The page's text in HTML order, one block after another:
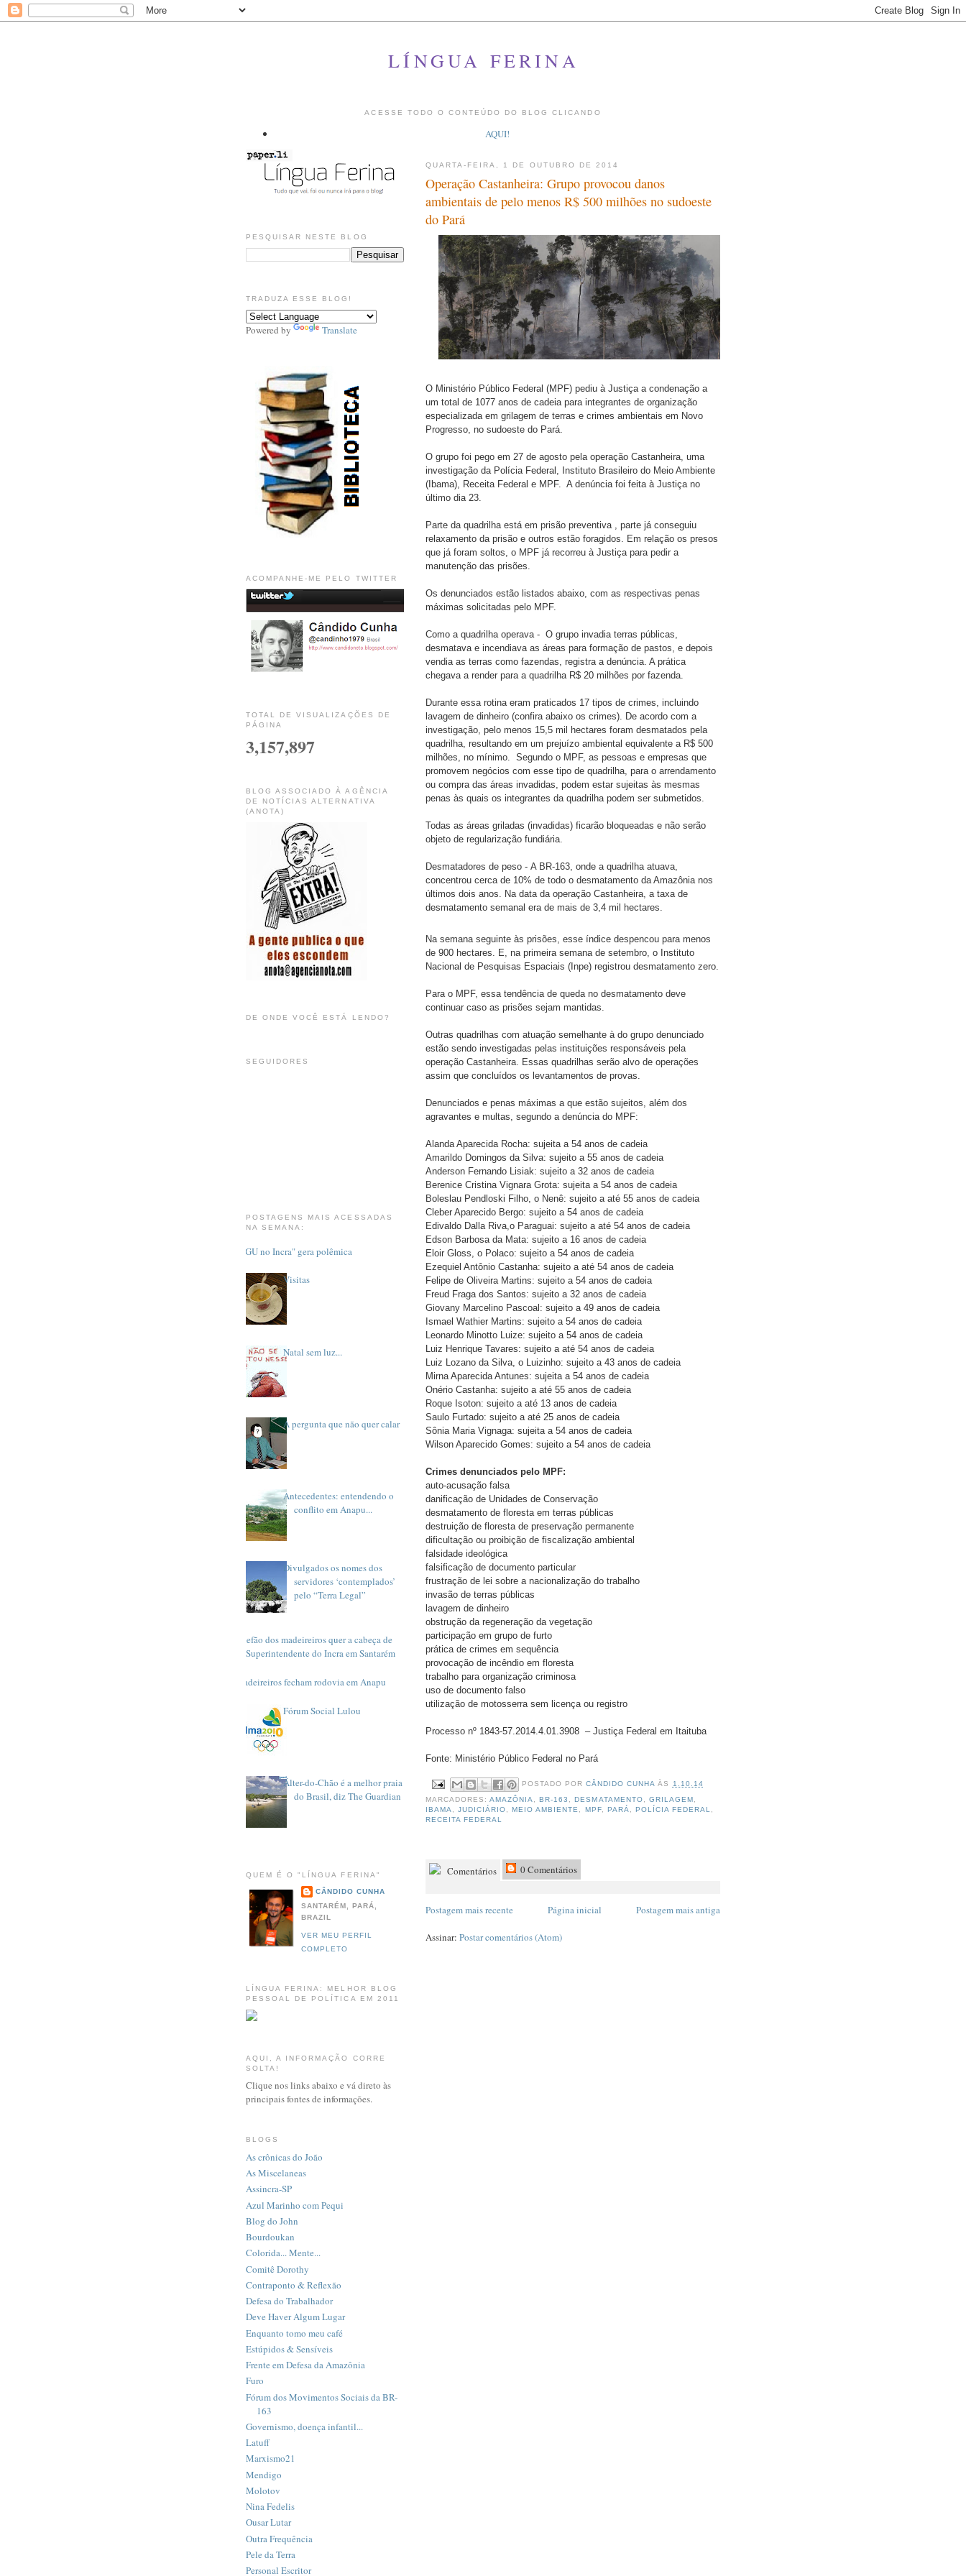
LÍNGUA FERINA
ACESSE TODO O CONTEÚDO DO BLOG CLICANDO
AQUI!
QUARTA-FEIRA, 1 DE OUTUBRO DE 2014
Operação Castanheira: Grupo provocou danos
ambientais de pelo menos R$ 500 milhões no sudoeste
do Pará
O Ministério Público Federal (MPF) pediu à Justiça a condenação a
um total de 1077 anos de cadeia para integrantes de organização
especializada em grilagem de terras e crimes ambientais em Novo
Progresso, no sudoeste do Pará.
O grupo foi pego em 27 de agosto pela operação Castanheira, uma
investigação da Polícia Federal, Instituto Brasileiro do Meio Ambiente
(Ibama), Receita Federal e MPF. A denúncia foi feita à Justiça no
último dia 23.
Parte da quadrilha está em prisão preventiva , parte já conseguiu
relaxamento da prisão e outros estão foragidos. Em relação os presos
que já foram soltos, o MPF já recorreu à Justiça para pedir a
manutenção das prisões.
Os denunciados estão listados abaixo, com as respectivas penas
máximas solicitadas pelo MPF.
Como a quadrilha operava - O grupo invadia terras públicas,
desmatava e incendiava as áreas para formação de pastos, e depois
vendia as terras como fazendas, registra a denúncia. A prática
chegava a render para a quadrilha R$ 20 milhões por fazenda.
Durante essa rotina eram praticados 17 tipos de crimes, incluindo
lavagem de dinheiro (confira abaixo os crimes). De acordo com a
investigação, pelo menos 15,5 mil hectares foram desmatados pela
quadrilha, resultando em um prejuízo ambiental equivalente a R$ 500
milhões, no mínimo. Segundo o MPF, as pessoas e empresas que
promovem negócios com esse tipo de quadrilha, para o arrendamento
ou compra das áreas invadidas, podem estar sujeitas às mesmas
penas às quais os integrantes da quadrilha podem ser submetidos.
Todas as áreas griladas (invadidas) ficarão bloqueadas e não serão
objeto de regularização fundiária.
Desmatadores de peso - A BR-163, onde a quadrilha atuava,
concentrou cerca de 10% de todo o desmatamento da Amazônia nos
últimos dois anos. Na data da operação Castanheira, a taxa de
desmatamento semanal era de mais de 3,4 mil hectares.
Na semana seguinte às prisões, esse índice despencou para menos
de 900 hectares. E, na primeira semana de setembro, o Instituto
Nacional de Pesquisas Espaciais (Inpe) registrou desmatamento zero.
Para o MPF, essa tendência de queda no desmatamento deve
continuar caso as prisões sejam mantidas.
Outras quadrilhas com atuação semelhante à do grupo denunciado
estão sendo investigadas pelas instituições responsáveis pela
operação Castanheira. Essas quadrilhas serão alvo de operações
assim que concluídos os levantamentos de provas.
Denunciados e penas máximas a que estão sujeitos, além dos
agravantes e multas, segundo a denúncia do MPF:
Alanda Aparecida Rocha: sujeita a 54 anos de cadeia
Amarildo Domingos da Silva: sujeito a 55 anos de cadeia
Anderson Fernando Lisiak: sujeito a 32 anos de cadeia
Berenice Cristina Vignara Grota: sujeita a 54 anos de cadeia
Boleslau Pendloski Filho, o Nenê: sujeito a até 55 anos de cadeia
Cleber Aparecido Bergo: sujeito a 54 anos de cadeia
Edivaldo Dalla Riva,o Paraguai: sujeito a até 54 anos de cadeia
Edson Barbosa da Mata: sujeito a 16 anos de cadeia
Eloir Gloss, o Polaco: sujeito a 54 anos de cadeia
Ezequiel Antônio Castanha: sujeito a até 54 anos de cadeia
Felipe de Oliveira Martins: sujeito a 54 anos de cadeia
Freud Fraga dos Santos: sujeito a 32 anos de cadeia
Giovany Marcelino Pascoal: sujeito a 49 anos de cadeia
Ismael Wathier Martins: sujeito a 54 anos de cadeia
Leonardo Minotto Luize: sujeito a 54 anos de cadeia
Luiz Henrique Tavares: sujeito a até 54 anos de cadeia
Luiz Lozano da Silva, o Luizinho: sujeito a 43 anos de cadeia
Mirna Aparecida Antunes: sujeita a 54 anos de cadeia
Onério Castanha: sujeito a até 55 anos de cadeia
Roque Isoton: sujeito a até 13 anos de cadeia
Saulo Furtado: sujeito a até 25 anos de cadeia
Sônia Maria Vignaga: sujeita a 54 anos de cadeia
Wilson Aparecido Gomes: sujeito a 54 anos de cadeia
Crimes denunciados pelo MPF:
auto-acusação falsa
danificação de Unidades de Conservação
desmatamento de floresta em terras públicas
destruição de floresta de preservação permanente
dificultação ou proibição de fiscalização ambiental
falsidade ideológica
falsificação de documento particular
frustração de lei sobre a nacionalização do trabalho
invasão de terras públicas
lavagem de dinheiro
obstrução da regeneração da vegetação
participação em grupo de furto
prática de crimes em sequência
provocação de incêndio em floresta
trabalho para organização criminosa
uso de documento falso
utilização de motosserra sem licença ou registro
Processo nº 1843-57.2014.4.01.3908 – Justiça Federal em Itaituba
Fonte: Ministério Público Federal no Pará
POSTADO PORCÂNDIDO CUNHAÀS 1.10.14
MARCADORES:AMAZÔNIA, BR-163 , DESMATAMENTO, GRILAGEM ,
IBAMA,JUDICIÁRIO, MEIO AMBIENTE, MPF, PARÁ, POLÍCIA FEDERAL,
RECEITA FEDERAL
Comentários 0 Comentários
Postagem mais recente Postagem mais antiga
Página inicial
Assinar: Postar comentários (Atom)
PESQUISAR NESTE BLOG
TRADUZA ESSE BLOG!
Powered by Translate
ACOMPANHE-ME PELO TWITTER
TOTAL DE VISUALIZAÇÕES DE
PÁGINA
3,157,897
BLOG ASSOCIADO À AGÊNCIA
DE NOTÍCIAS ALTERNATIVA
(ANOTA)
DE ONDE VOCÊ ESTÁ LENDO?
SEGUIDORES
POSTAGENS MAIS ACESSADAS
NA SEMANA:
"CGU no Incra" gera polêmica
Visitas
Natal sem luz...
A pergunta que não quer calar
Antecedentes: entendendo o
conflito em Anapu...
Divulgados os nomes dos
servidores ‘contemplados’
pelo “Terra Legal”
Chefão dos madeireiros quer a cabeça de
Superintendente do Incra em Santarém
Madeireiros fecham rodovia em Anapu
Fórum Social Lulou
Álter-do-Chão é a melhor praia
do Brasil, diz The Guardian
QUEM É O "LÍNGUA FERINA"
CÂNDIDO CUNHA
SANTARÉM, PARÁ,
BRAZIL
VER MEU PERFIL
COMPLETO
LÍNGUA FERINA: MELHOR BLOG
PESSOAL DE POLÍTICA EM 2011
AQUI, A INFORMAÇÃO CORRE
SOLTA!
Clique nos links abaixo e vá direto às
principais fontes de informações.
BLOGS
As crônicas do João
As Miscelaneas
Assincra-SP
Azul Marinho com Pequi
Blog do John
Bourdoukan
Colorida... Mente...
Comitê Dorothy
Contraponto & Reflexão
Defesa do Trabalhador
Deve Haver Algum Lugar
Enquanto tomo meu café
Estúpidos & Sensíveis
Frente em Defesa da Amazônia
Furo
Fórum dos Movimentos Sociais da BR-
163
Governismo, doença infantil...
Latuff
Marxismo21
Mendigo
Molotov
Nina Fedelis
Ousar Lutar
Outra Frequência
Pele da Terra
Personal Escritor